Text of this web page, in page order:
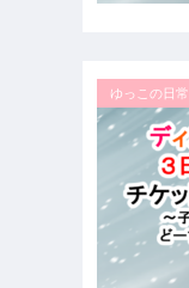
ゆっこの日常